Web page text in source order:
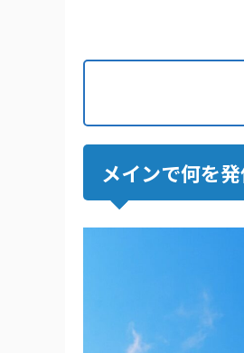
メインで何を